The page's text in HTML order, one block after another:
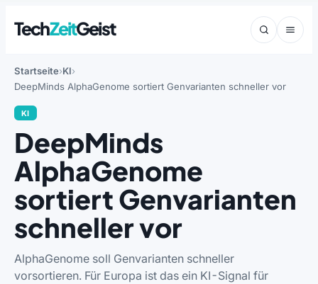
TechZeitGeist
Startseite KI
DeepMinds AlphaGenome sortiert Genvarianten schneller vor
KI
DeepMinds
AlphaGenome
sortiert Genvarianten
schneller vor
AlphaGenome soll Genvarianten schneller
vorsortieren. Für Europa ist das ein KI-Signal für